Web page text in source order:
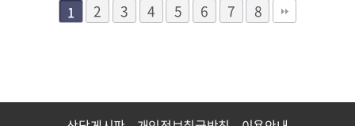
1 2 3 4 5 6 7 8